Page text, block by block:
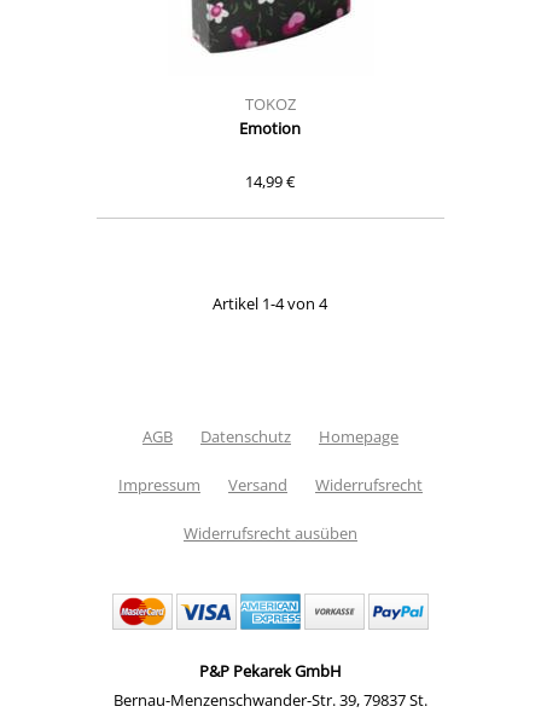
TOKOZ
Emotion
14,99 €
Artikel 1-4 von 4
AGB Datenschutz Homepage
Impressum Versand Widerrufsrecht
Widerrufsrecht ausüben
P&P Pekarek GmbH
Bernau-Menzenschwander-Str. 39,79837 St.